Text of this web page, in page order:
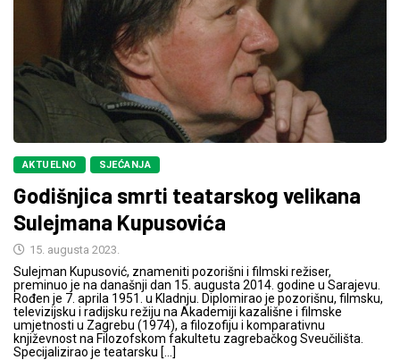
AKTUELNO SJEĆANJA
Godišnjica smrti teatarskog velikana
Sulejmana Kupusovića
15. augusta 2023.
Sulejman Kupusović, znameniti pozorišni i filmski režiser,
preminuo je na današnji dan 15. augusta 2014. godine u Sarajevu.
Rođen je 7. aprila 1951. u Kladnju. Diplomirao je pozorišnu, filmsku,
televizijsku i radijsku režiju na Akademiji kazališne i filmske
umjetnosti u Zagrebu (1974), a filozofiju i komparativnu
književnost na Filozofskom fakultetu zagrebačkog Sveučilišta.
Specijalizirao je teatarsku […]